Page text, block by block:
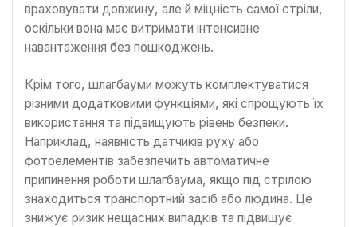
враховувати довжину, але й міцність самої стріли,
оскільки вона має витримати інтенсивне
навантаження без пошкоджень.
Крім того, шлагбауми можуть комплектуватися
різними додатковими функціями, які спрощують їх
використання та підвищують рівень безпеки.
Наприклад, наявність датчиків руху або
фотоелементів забезпечить автоматичне
припинення роботи шлагбаума, якщо під стрілою
знаходиться транспортний засіб або людина. Це
знижує ризик нещасних випадків та підвищує